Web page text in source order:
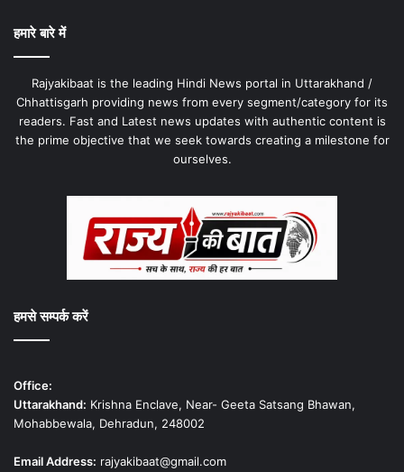
हमारे बारे में
Rajyakibaat is the leading Hindi News portal in Uttarakhand /
Chhattisgarh providing news from every segment/category for its
readers. Fast and Latest news updates with authentic content is
the prime objective that we seek towards creating a milestone for
ourselves.
हमसे सम्पर्क करें
Office:
Uttarakhand: Krishna Enclave, Near- Geeta Satsang Bhawan,
Mohabbewala, Dehradun, 248002
Email Address: rajyakibaat@gmail.com